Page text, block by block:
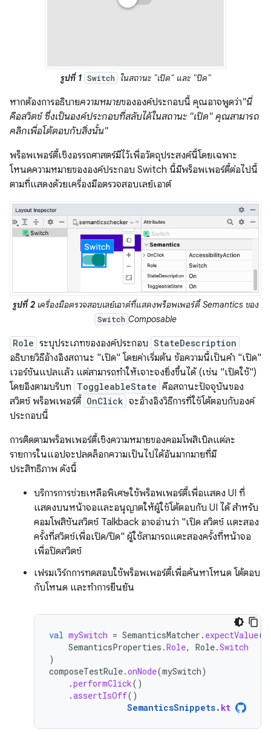
รูปที่ 1 Switch ในสถานะ "เปิด" และ "ปิด"
หากต้องการอธิบายความหมายขององค์ประกอบนี้ คุณอาจพูดว่า"นี่
คือสวิตช์ ซึ่งเป็นองค์ประกอบที่สลับได้ในสถานะ "เปิด" คุณสามารถ
คลิกเพื่อโต้ตอบกับสิ่งนั้น"
พร็อพเพอร์ตี้เชิงอรรถศาสตร์มีไว้เพื่อวัตถุประสงค์นี้โดยเฉพาะ
โหนดความหมายขององค์ประกอบ Switch นี้มีพร็อพเพอร์ตี้ต่อไปนี้
ตามที่แสดงด้วยเครื่องมือตรวจสอบเลย์เอาต์
รูปที่ 2เครื่องมือตรวจสอบเลย์เอาต์ที่แสดงพร็อพเพอร์ตี้ Semantics ของ
Switch Composable
Role ระบุประเภทขององค์ประกอบ StateDescription
อธิบายวิธีอ้างอิงสถานะ "เปิด" โดยค่าเริ่มต้น ข้อความนี้เป็นคำ "เปิด"
เวอร์ชันแปลแล้ว แต่สามารถทำให้เจาะจงยิ่งขึ้นได้ (เช่น "เปิดใช้")
โดยอิงตามบริบท ToggleableState คือสถานะปัจจุบันของ
สวิตช์ พร็อพเพอร์ตี้ OnClick จะอ้างอิงวิธีการที่ใช้โต้ตอบกับองค์
ประกอบนี้
การติดตามพร็อพเพอร์ตี้เชิงความหมายของคอมโพสิเบิลแต่ละ
รายการในแอปจะปลดล็อกความเป็นไปได้อันมากมายที่มี
ประสิทธิภาพ ดังนี้
บริการการช่วยเหลือพิเศษใช้พร็อพเพอร์ตี้เพื่อแสดง UI ที่
แสดงบนหน้าจอและอนุญาตให้ผู้ใช้โต้ตอบกับ UI ได้ สำหรับ
คอมโพสิชันสวิตช์ Talkback อาจอ่านว่า "เปิด สวิตช์ แตะสอง
ครั้งที่สวิตช์เพื่อเปิด/ปิด" ผู้ใช้สามารถแตะสองครั้งที่หน้าจอ
เพื่อปิดสวิตช์
เฟรมเวิร์กการทดสอบใช้พร็อพเพอร์ตี้เพื่อค้นหาโหนด โต้ตอบ
กับโหนด และทำการยืนยัน
val mySwitch = SemanticsMatcher . expectValue(
SemanticsProperties .Role, Role.Switch
)
composeTestRule.onNode(mySwitch)
.performClick()
.assertIsOff()
SemanticsSnippets. kt